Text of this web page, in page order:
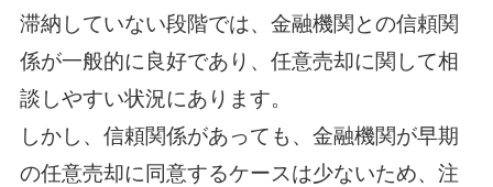
滞納していない段階では、金融機関との信頼関
係が一般的に良好であり、任意売却に関して相
談しやすい状況にあります。
しかし、信頼関係があっても、金融機関が早期
の任意売却に同意するケースは少ないため、注